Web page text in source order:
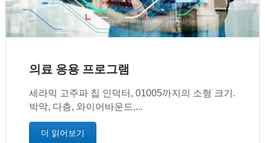
의료 응용 프로그램
세라믹 고주파 칩 인덕터, 01005까지의 소형 크기.
박막, 다층, 와이어바운드,...
더 읽어보기